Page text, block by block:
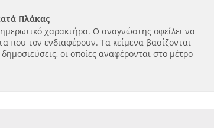
Πλάκας
χαρακτήρα. Ο αναγνώστης οφείλει να
που τον ενδιαφέρουν. Τα κείμενα βασίζονται
οι οποίες αναφέρονται στο μέτρο